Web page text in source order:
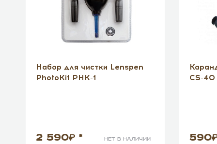
Набор для чистки Lenspen
PhotoKit PHK-1
2 590 * нет в наличии
CS-40
590